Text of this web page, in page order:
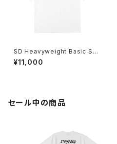
SD Heavyweight Basic Shi
eld Logo T
¥11,000
セール中の商品